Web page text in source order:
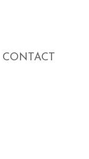
CONTACT